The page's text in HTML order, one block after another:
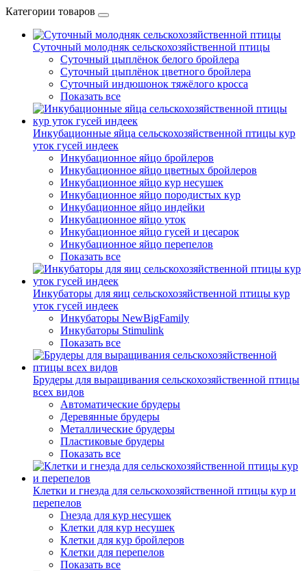
Категории товаров
Суточный молодняк сельскохозяйственной птицы
Суточный цыплёнок белого бройлера
Суточный цыплёнок цветного бройлера
Суточный индюшонок тяжёлого кросса
Показать все
Инкубационные яйца сельскохозяйственной птицы кур
уток гусей индеек
Инкубационное яйцо бройлеров
Инкубационное яйцо цветных бройлеров
Инкубационное яйцо кур несушек
Инкубационное яйцо породистых кур
Инкубационное яйцо индейки
Инкубационное яйцо уток
Инкубационное яйцо гусей и цесарок
Инкубационное яйцо перепелов
Показать все
Инкубаторы для яиц сельскохозяйственной птицы кур
уток гусей индеек
Инкубаторы NewBigFamily
Инкубаторы Stimulink
Показать все
Брудеры для выращивания сельскохозяйственной птицы
всех видов
Автоматические брудеры
Деревянные брудеры
Металлические брудеры
Пластиковые брудеры
Показать все
Клетки и гнезда для сельскохозяйственной птицы кур и
перепелов
Гнезда для кур несушек
Клетки для кур несушек
Клетки для кур бройлеров
Клетки для перепелов
Показать все